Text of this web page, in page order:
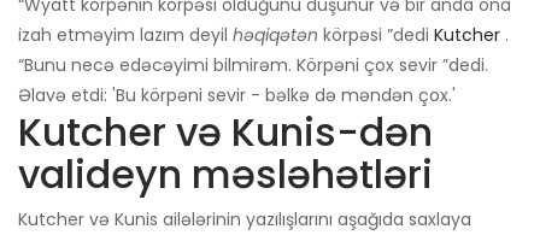
izah etməyim lazım deyil həqiqətən körpəsi ”dedi Kutcher .
“Bunu necə edəcəyimi bilmirəm. Körpəni çox sevir ”dedi.
Əlavə etdi: 'Bu körpəni sevir - bəlkə də məndən çox.'
Kutcher və Kunis-dən
valideyn məsləhətləri
Kutcher və Kunis ailələrinin yazılışlarını aşağıda saxlaya